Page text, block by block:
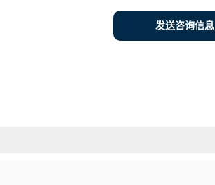
发送咨询信息